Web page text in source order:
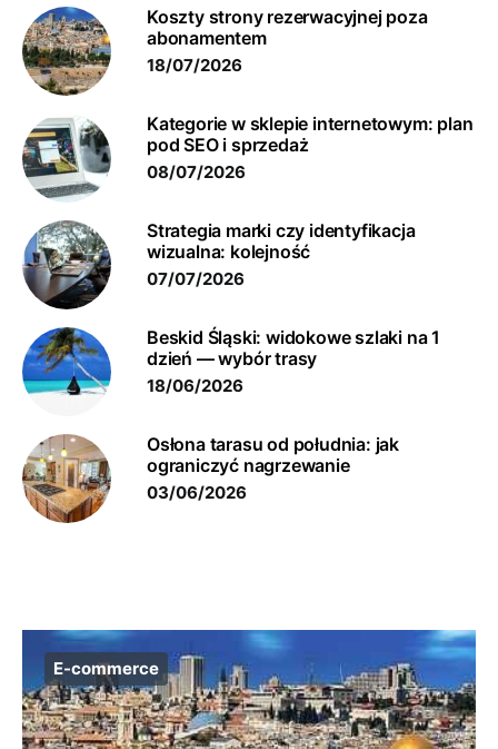
Koszty strony rezerwacyjnej poza
abonamentem
18/07/2026
Kategorie w sklepie internetowym: plan
pod SEO i sprzedaż
08/07/2026
Strategia marki czy identyfikacja
wizualna: kolejność
07/07/2026
Beskid Śląski: widokowe szlaki na 1
dzień — wybór trasy
18/06/2026
Osłona tarasu od południa: jak
ograniczyć nagrzewanie
03/06/2026
E-commerce